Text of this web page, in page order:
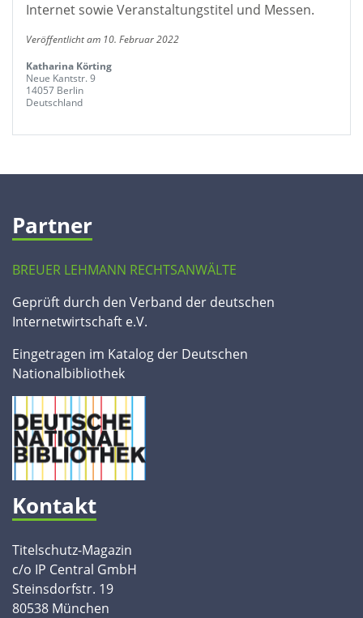
Internet sowie Veranstaltungstitel und Messen.
Veröffentlicht am 10. Februar 2022
Katharina Körting
Neue Kantstr. 9
14057 Berlin
Deutschland
Partner
BREUER LEHMANN RECHTSANWÄLTE
Geprüft durch den Verband der deutschen
Internetwirtschaft e.V.
Eingetragen im Katalog der Deutschen
Nationalbibliothek
Kontakt
Titelschutz-Magazin
c/o IP Central GmbH
Steinsdorfstr. 19
80538 München